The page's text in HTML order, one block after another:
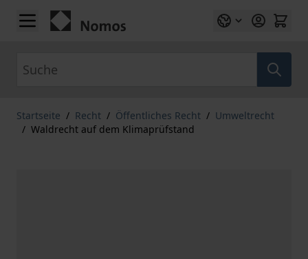
Zum Inhalt springen
Startseite / Recht / Öffentliches Recht / Umweltrecht
/ Waldrecht auf dem Klimaprüfstand